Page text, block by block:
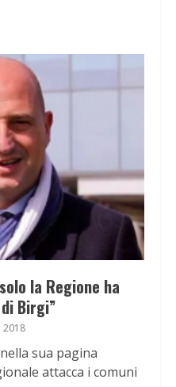
la Regione ha
Birgi”
2018
sua pagina
attacca i comuni